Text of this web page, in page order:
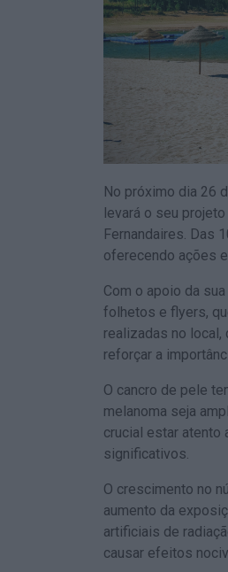
No próximo dia 26
levará o seu
Fernandaires. Das
oferecendo ações
Com o apoio da
folhetos e flyers,
realizadas no local,
reforçar a
O cancro de pele
melanoma seja
crucial estar atento
significativos.
O crescimento no
aumento da
artificiais de
causar efeitos